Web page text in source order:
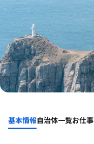
基本情報自治体一覧お仕事